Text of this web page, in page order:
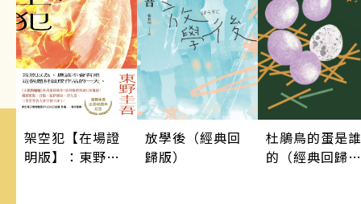
架空犯【在場證
明版】：東野圭
放學後（經典回
歸版）
杜鵑鳥的蛋是誰
的（經典回歸